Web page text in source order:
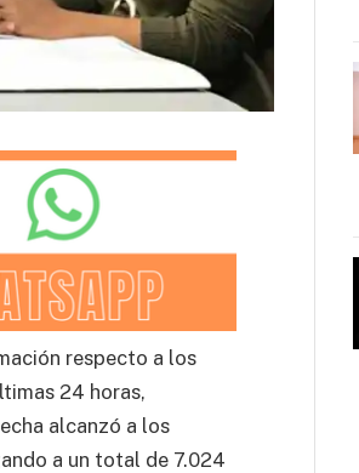
respecto a los
24 horas,
alcanzó a los
a un total de 7.024